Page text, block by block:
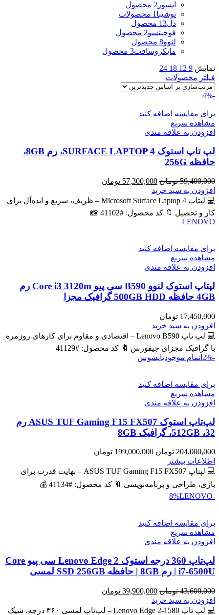
ایسوز 2 محصول
توشیبا 1 محصولات
دل13 محصول
فوجیتسو2 محصول
لنوو8 محصول
مایکروسافت3 محصول
نمایش 9
12
18
24
فیلتر محصولات
-4%
برای مقایسه اضافه کنید
مشاهده سریع
افزودن به علاقه مندی
لپ تاپ استوک SURFACE LAPTOP 4، رم 8GB،
حافظه 256G
59,400,000 تومان قیمت
اصلی
59,400,000 تومان
57,300,000 تومان
57,300,000 تومان
است.
افزودن به سبد خرید
💻 لپتاپ Microsoft Surface Laptop 4 – ظریف، سریع و ایده‌آل برای
کار و تحصیل 🔖 کد محصول: #41102 📸
LENOVO
برای مقایسه اضافه کنید
مشاهده سریع
افزودن به علاقه مندی
لپتاپ استوک لنوو B590 سی پیو Core i3 3120m رم
4GB حافظه 500GB HDD گرافیک مجزا
17,450,000 تومان
افزودن به سبد خرید
💻 لپ تاپ Lenovo B590 – اقتصادی و مقاوم برای کارهای روزمره
با گرافیک مجزای جیفورس 🔖 کد محصول: #41129
-2%
اتمام موجودیایسوس
برای مقایسه اضافه کنید
مشاهده سریع
افزودن به علاقه مندی
لپ‌تاپ استوک ASUS TUF Gaming F15 FX507 رم
32، 512GB، گرافیک 8GB
204,000,000 تومان قیمت
204,000,000 تومان
199,000,000 تومان
199,000,000 تومان
است.
اطلاعات بیشتر
💻 لپتاپ ASUS TUF Gaming F15 FX507 – نهایت قدرت برای
بازی، طراحی و برنامه‌نویسی 🔖 کد محصول: #41134 💰
-8%
LENOVO
برای مقایسه اضافه کنید
مشاهده سریع
افزودن به علاقه مندی
لپ‌تاپ 360 درجه استوک Lenovo Edge 2 سی پیو Core
i7-6500U | رم 8GB | حافظه SSD 256GB لمسی
43,600,000 تومان قیمت
اصلی
43,600,000 تومان
39,900,000 تومان
39,900,000 تومان
افزودن به سبد خرید
💻 لپ تاپ Lenovo Edge 2-1580 – لپ‌تاپ لمسی ۳۶۰ درجه، شیک